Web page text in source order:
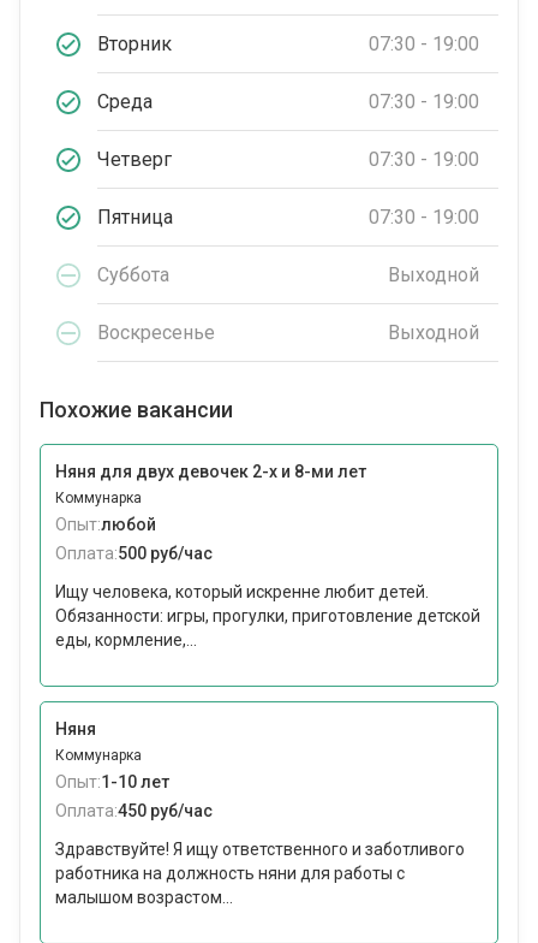
Вторник 07:30 - 19:00
Среда 07:30 - 19:00
Четверг 07:30 - 19:00
Пятница 07:30 - 19:00
Суббота Выходной
Воскресенье Выходной
Похожие вакансии
Няня для двух девочек 2-х и 8-ми лет
Коммунарка
Опыт:любой
Оплата:500 руб/час
Ищу человека, который искренне любит детей.
Обязанности: игры, прогулки, приготовление детской
еды, кормление,...
Няня
Коммунарка
Опыт:1-10 лет
Оплата:450 руб/час
Здравствуйте! Я ищу ответственного и заботливого
работника на должность няни для работы с
малышом возрастом...